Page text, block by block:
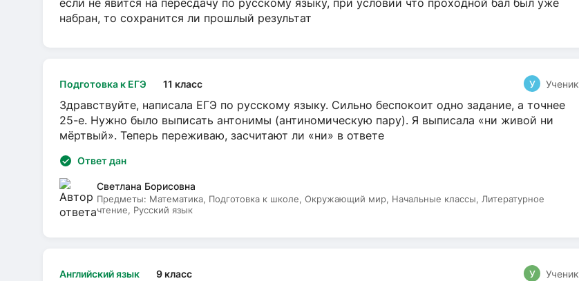
если не явится на пересдачу по русскому языку, при условии что проходной бал был уже
набран, то сохранится ли прошлый результат
Подготовка к ЕГЭ 11 класс У Ученик
Здравствуйте, написала ЕГЭ по русскому языку. Сильно беспокоит одно задание, а точнее
25-е. Нужно было выписать антонимы (антиномическую пару). Я выписала «ни живой ни
мёртвый». Теперь переживаю, засчитают ли «ни» в ответе
Ответ дан
Светлана Борисовна
Предметы: Математика, Подготовка к школе, Окружающий мир, Начальные классы, Литературное
чтение, Русский язык
Английский язык 9 класс У Ученик